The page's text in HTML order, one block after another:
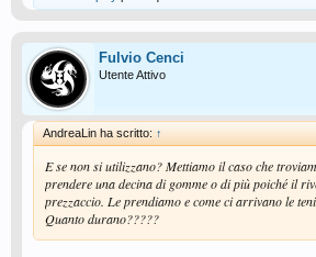
Fulvio Cenci
Utente Attivo
AndreaLin ha scritto: ↑
E se non si utilizzano? Mettiamo il caso che
prendere una decina di gomme o di più poiché il
prezzaccio. Le prendiamo e come ci arrivano le
Quanto durano?????